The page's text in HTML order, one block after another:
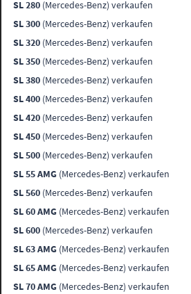
SL 280 (Mercedes-Benz) verkaufen
SL 300 (Mercedes-Benz) verkaufen
SL 320 (Mercedes-Benz) verkaufen
SL 350 (Mercedes-Benz) verkaufen
SL 380 (Mercedes-Benz) verkaufen
SL 400 (Mercedes-Benz) verkaufen
SL 420 (Mercedes-Benz) verkaufen
SL 450 (Mercedes-Benz) verkaufen
SL 500 (Mercedes-Benz) verkaufen
SL 55 AMG (Mercedes-Benz) verkaufen
SL 560 (Mercedes-Benz) verkaufen
SL 60 AMG (Mercedes-Benz) verkaufen
SL 600 (Mercedes-Benz) verkaufen
SL 63 AMG (Mercedes-Benz) verkaufen
SL 65 AMG (Mercedes-Benz) verkaufen
SL 70 AMG (Mercedes-Benz) verkaufen